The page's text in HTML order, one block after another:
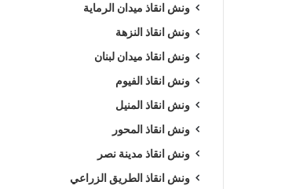
ونش انقاذ ميدان الرماية
ونش انقاذ النزهة
ونش انقاذ ميدان لبنان
ونش انقاذ الفيوم
ونش انقاذ المنيل
ونش انقاذ المحور
ونش انقاذ مدينة نصر
ونش انقاذ الطريق الزراعي